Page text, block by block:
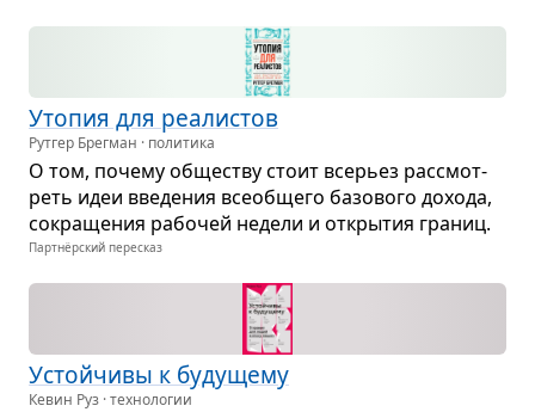
Уто­пия для реа­ли­стов
Рутгер Брегман · политика
О том, почему обще­ству стоит все­рьез рас­смот­
реть идеи вве­де­ния все­об­щего базо­вого дохода,
сокра­ще­ния рабо­чей недели и откры­тия гра­ниц.
Партнёрский пересказ
Устой­чивы к буду­щему
Кевин Руз · технологии